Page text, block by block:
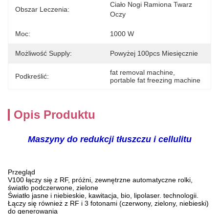
Obszar Leczenia:
Ciało Nogi Ramiona Twarz
Oczy
Moc: 1000 W
Możliwość Supply: Powyżej 100pcs Miesięcznie
Podkreślić: fat removal machine
portable fat freezing machine
Opis Produktu
Maszyny do redukcji tłuszczu i cellulitu
Przegląd
V100 łączy się z RF, próżni, zewnętrzne automatyczne rolki,
światło podczerwone, zielone
Światło jasne i niebieskie, kawitacja, bio, lipolaser. technologii.
Łączy się również z RF i 3 fotonami (czerwony, zielony, niebieski)
do generowania